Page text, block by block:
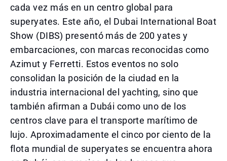
cada vez más en un centro global para
superyates. Este año, el Dubai International Boat
Show (DIBS) presentó más de 200 yates y
embarcaciones, con marcas reconocidas como
Azimut y Ferretti. Estos eventos no solo
consolidan la posición de la ciudad en la
industria internacional del yachting, sino que
también afirman a Dubái como uno de los
centros clave para el transporte marítimo de
lujo. Aproximadamente el cinco por ciento de la
flota mundial de superyates se encuentra ahora